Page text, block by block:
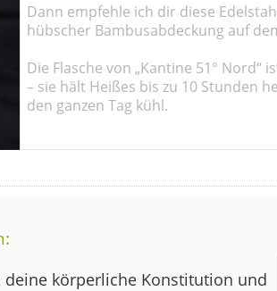
Dann empfehle ich dir diese
hübscher Bambusabdeckung auf
Die Flasche von „Kantine 51° Nord“
– sie hält Heißes bis zu 10 Stunden
den ganzen Tag kühl.
körperliche Konstitution und